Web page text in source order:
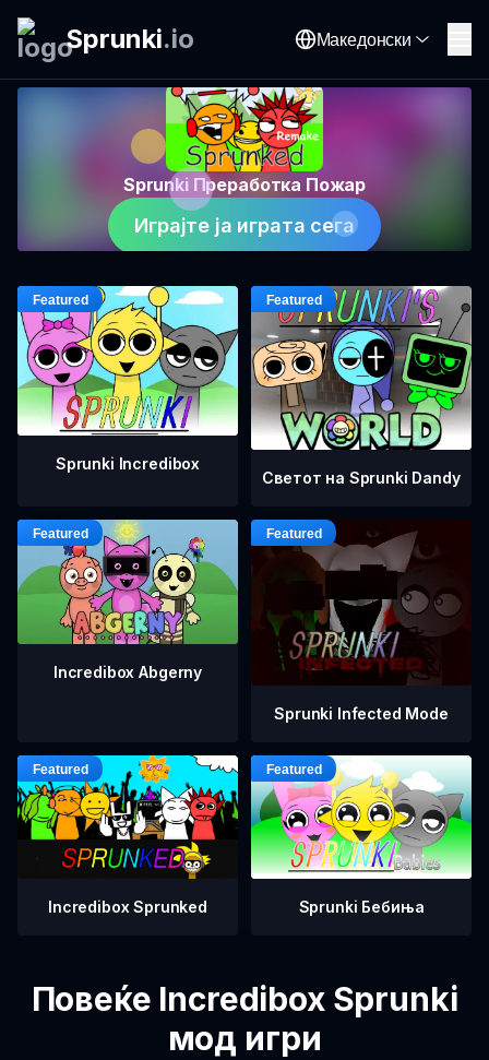
Sprunki.io Македонски
Sprunki Преработка Пожар
Играјте ја играта сега
Sprunki Incredibox
Светот на Sprunki Dandy
Incredibox Abgerny
Sprunki Infected Mode
Incredibox Sprunked Sprunki Бебиња
Повеќе Incredibox Sprunki
мод игри